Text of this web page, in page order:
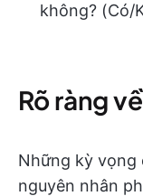
không? (Có/
Rõ ràng
Những kỳ vọng
nguyên nhân